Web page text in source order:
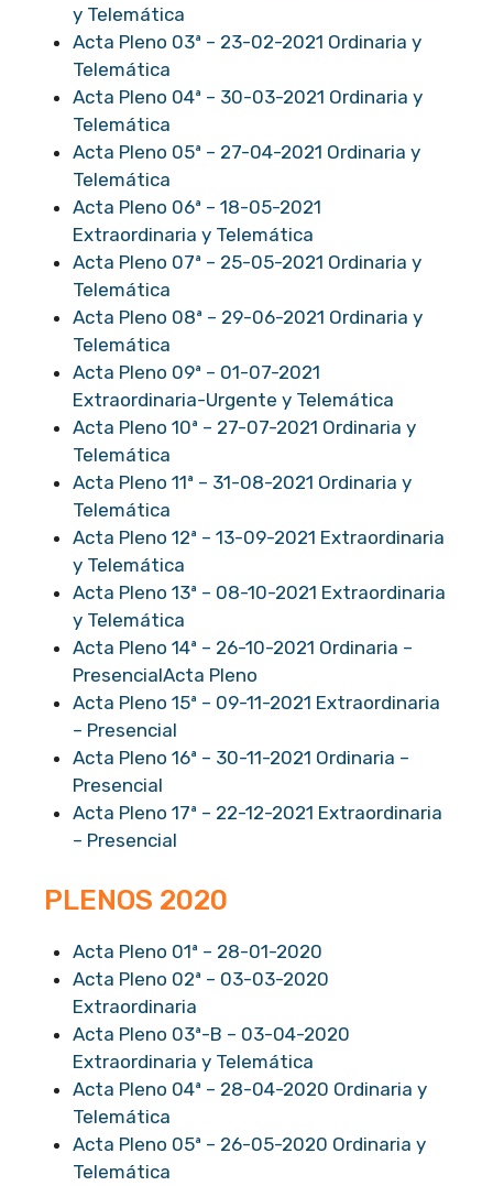
y Telemática
Acta Pleno 03ª – 23-02-2021 Ordinaria y
Telemática
Acta Pleno 04ª – 30-03-2021 Ordinaria y
Telemática
Acta Pleno 05ª – 27-04-2021 Ordinaria y
Telemática
Acta Pleno 06ª – 18-05-2021
Extraordinaria y Telemática
Acta Pleno 07ª – 25-05-2021 Ordinaria y
Telemática
Acta Pleno 08ª – 29-06-2021 Ordinaria y
Telemática
Acta Pleno 09ª – 01-07-2021
Extraordinaria-Urgente y Telemática
Acta Pleno 10ª – 27-07-2021 Ordinaria y
Telemática
Acta Pleno 11ª – 31-08-2021 Ordinaria y
Telemática
Acta Pleno 12ª – 13-09-2021 Extraordinaria
y Telemática
Acta Pleno 13ª – 08-10-2021 Extraordinaria
y Telemática
Acta Pleno 14ª – 26-10-2021 Ordinaria –
PresencialActa Pleno
Acta Pleno 15ª – 09-11-2021 Extraordinaria
– Presencial
Acta Pleno 16ª – 30-11-2021 Ordinaria –
Presencial
Acta Pleno 17ª – 22-12-2021 Extraordinaria
– Presencial
PLENOS 2020
Acta Pleno 01ª – 28-01-2020
Acta Pleno 02ª – 03-03-2020
Extraordinaria
Acta Pleno 03ª-B – 03-04-2020
Extraordinaria y Telemática
Acta Pleno 04ª – 28-04-2020 Ordinaria y
Telemática
Acta Pleno 05ª – 26-05-2020 Ordinaria y
Telemática